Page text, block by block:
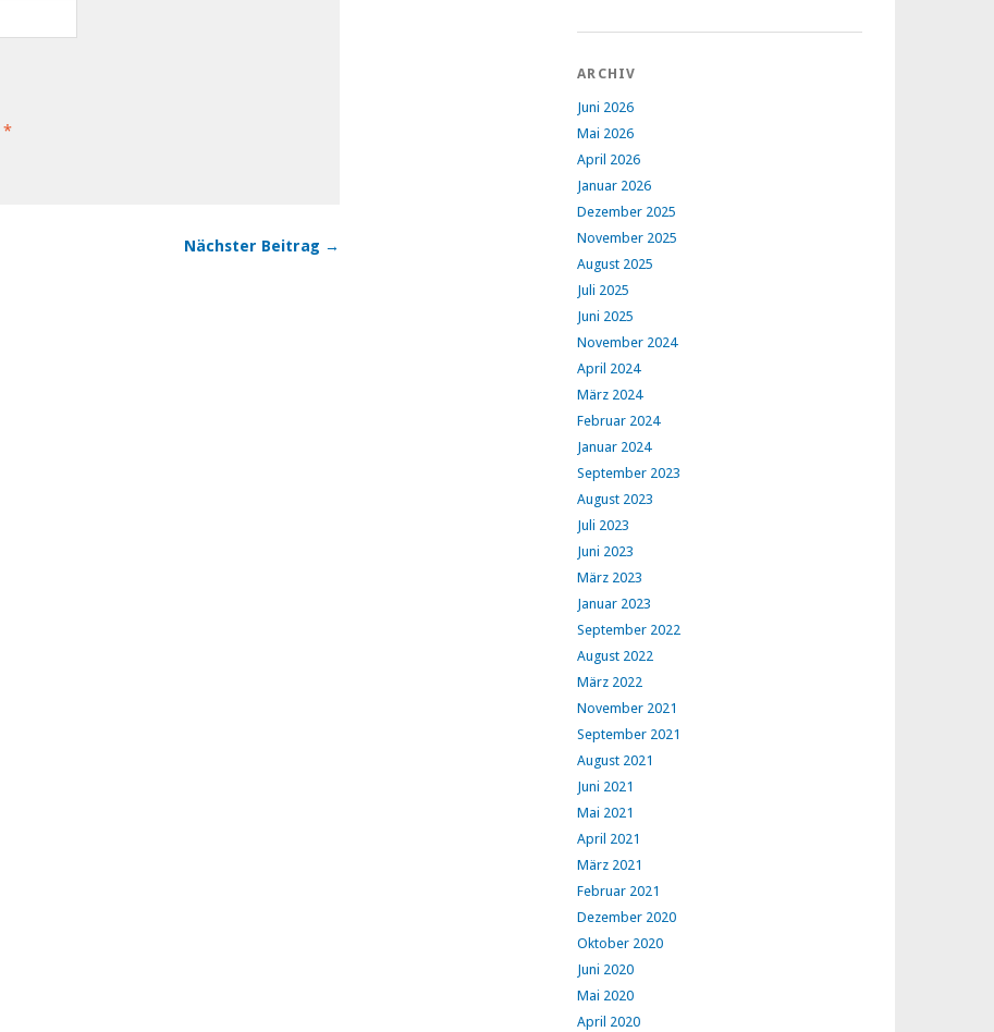
*
Nächster Beitrag →
ARCHIV
Juni 2026
Mai 2026
April 2026
Januar 2026
Dezember 2025
November 2025
August 2025
Juli 2025
Juni 2025
November 2024
April 2024
März 2024
Februar 2024
Januar 2024
September 2023
August 2023
Juli 2023
Juni 2023
März 2023
Januar 2023
September 2022
August 2022
März 2022
November 2021
September 2021
August 2021
Juni 2021
Mai 2021
April 2021
März 2021
Februar 2021
Dezember 2020
Oktober 2020
Juni 2020
Mai 2020
April 2020